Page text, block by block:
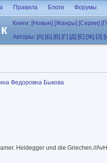
Правила Блоги Форумы
Книги: [Новые] [Жанры] [Серии]
Авторы: [А] [Б] [В] [Г] [Д] [Е] [Ж] [З]
Федоровна Быкова
Heidegger und die Griechen.//